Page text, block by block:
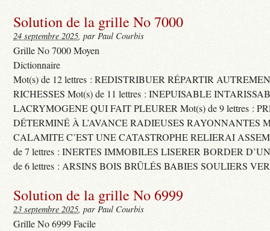
Solution de la grille No 7000
24 septembre 2025, par Paul Courbis
Grille No 7000 Moyen
Dictionnaire
Mot(s) de 12 lettres : REDISTRIBUER RÉPARTIR
RICHESSES Mot(s) de 11 lettres : INEPUISABLE
LACRYMOGENE QUI FAIT PLEURER Mot(s) de 9 lettres :
DÉTERMINÉ À L’AVANCE RADIEUSES RAYONNANTES
CALAMITE C’EST UNE CATASTROPHE RELIERAI
de 7 lettres : INERTES IMMOBILES LISERER BORDER
de 6 lettres : ARSINS BOIS BRÛLÉS BABIES SOULIERS
Solution de la grille No 6999
23 septembre 2025, par Paul Courbis
Grille No 6999 Facile